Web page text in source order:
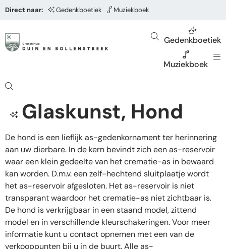
Direct naar: Gedenkboetiek Muziekboek
Gedenkboetiek
Muziekboek
Glaskunst, Hond
De hond is een lieflijk as-gedenkornament ter herinnering
aan uw dierbare. In de kern bevindt zich een as-reservoir
waar een klein gedeelte van het crematie-as in bewaard
kan worden. D.m.v. een zelf-hechtend sluitplaatje wordt
het as-reservoir afgesloten. Het as-reservoir is niet
transparant waardoor het crematie-as niet zichtbaar is.
De hond is verkrijgbaar in een staand model, zittend
model en in verschillende kleurschakeringen. Voor meer
informatie kunt u contact opnemen met een van de
verkooppunten bij u in de buurt. Alle as-